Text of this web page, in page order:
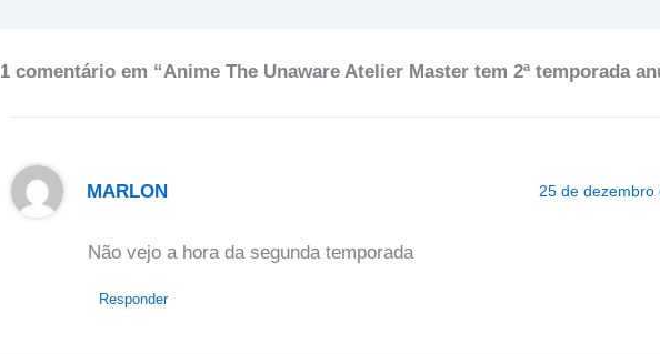
1 comentário em “Anime The Unaware Atelier Master tem 2ª temporada
MARLON 25 de dezembro
Não vejo a hora da segunda temporada
Responder